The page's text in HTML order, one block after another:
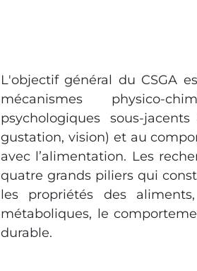
L'objectif général du CSGA
mécanismes physico-
psychologiques sous-
gustation, vision) et au
avec l’alimentation. Les
quatre grands piliers qui
les propriétés des
métaboliques, le
durable.